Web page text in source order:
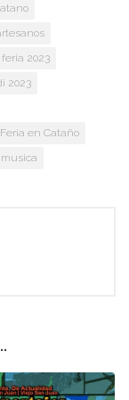
feria 2023
2023
en Cataño
musica